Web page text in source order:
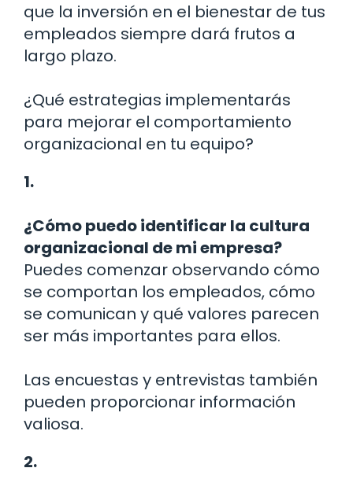
que la inversión en el bienestar de tus
empleados siempre dará frutos a
largo plazo.
¿Qué estrategias implementarás
para mejorar el comportamiento
organizacional en tu equipo?
1.
¿Cómo puedo identificar la cultura
organizacional de mi empresa?
Puedes comenzar observando cómo
se comportan los empleados, cómo
se comunican y qué valores parecen
ser más importantes para ellos.
Las encuestas y entrevistas también
pueden proporcionar información
valiosa.
2.